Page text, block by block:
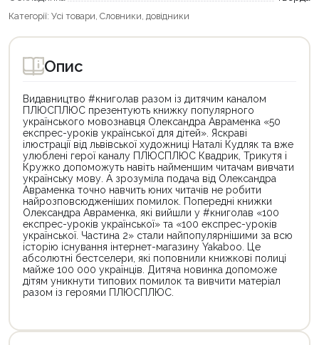
Категорії: Усі товари, Словники, довідники
Опис
Видавництво #книголав разом із дитячим каналом
ПЛЮСПЛЮС презентують книжку популярного
українського мовознавця Олександра Авраменка «50
експрес-уроків української для дітей». Яскраві
ілюстрації від львівської художниці Наталі Кудляк та вже
улюблені герої каналу ПЛЮСПЛЮС Квадрик, Трикутя і
Кружко допоможуть навіть найменшим читачам вивчати
українську мову. А зрозуміла подача від Олександра
Авраменка точно навчить юних читачів не робити
найрозповсюдженіших помилок. Попередні книжки
Олександра Авраменка, які вийшли у #книголав «100
експрес-уроків української» та «100 експрес-уроків
української. Частина 2» стали найпопулярнішими за всю
історію існування інтернет-магазину Yakaboo. Це
абсолютні бестселери, які поповнили книжкові полиці
майже 100 000 українців. Дитяча новинка допоможе
дітям уникнути типових помилок та вивчити матеріал
разом із героями ПЛЮСПЛЮС.
товар
товар